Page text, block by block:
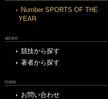
Number SPORTS OF THE
YEAR
ARCHIVE
競技から探す
著者から探す
OTHERS
お問い合わせ